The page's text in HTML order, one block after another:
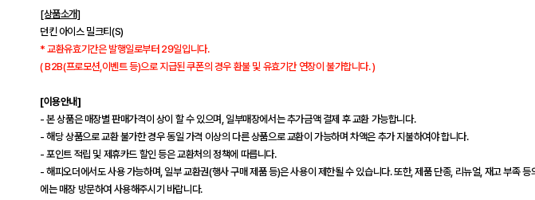
[상품소개]
던킨 아이스 밀크티(S)
* 교환유효기간은 발행일로부터 29일입니다.
( B2B(프로모션,이벤트 등)으로 지급된 쿠폰의 경우 환불 및 유효기간 연장이 불가합니다. )
[이용안내]
- 본 상품은 매장별 판매가격이 상이 할 수 있으며, 일부매장에서는 추가금액 결제 후 교환 가능합니다.
- 해당 상품으로 교환 불가한 경우 동일 가격 이상의 다른 상품으로 교환이 가능하며 차액은 추가 지불하여야 합니다.
- 포인트 적립 및 제휴카드 할인 등은 교환처의 정책에 따릅니다.
- 해피오더에서도 사용 가능하며, 일부 교환권(행사 구매 제품 등)은 사용이 제한될 수 있습니다. 또한, 제품 단종, 리뉴얼, 재고 부족
에는 매장 방문하여 사용해주시기 바랍니다.